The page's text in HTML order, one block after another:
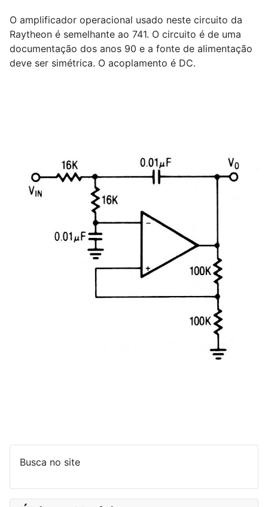
O amplificador operacional usado neste circuito da
Raytheon é semelhante ao 741. O circuito é de uma
documentação dos anos 90 e a fonte de alimentação
deve ser simétrica. O acoplamento é DC.
Busca no site